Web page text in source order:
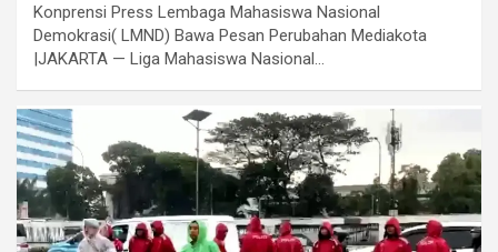
Konprensi Press Lembaga Mahasiswa Nasional
Demokrasi( LMND) Bawa Pesan Perubahan Mediakota
|JAKARTA — Liga Mahasiswa Nasional…